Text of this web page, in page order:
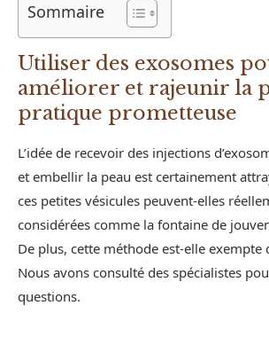
Sommaire
Utiliser des exosomes
améliorer et rajeunir la
pratique prometteuse
L’idée de recevoir des injections
et embellir la peau est certainement
ces petites vésicules peuvent-elles
considérées comme la fontaine de
De plus, cette méthode est-elle exempte
Nous avons consulté des spécialistes
questions.